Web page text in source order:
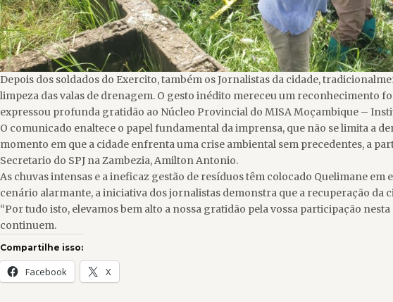
Depois dos soldados do Exercito, também os Jornalistas da cidade,
limpeza das valas de drenagem. O gesto inédito mereceu um reconhecimento
expressou profunda gratidão ao Núcleo Provincial do MISA Moçambique –
O comunicado enaltece o papel fundamental da imprensa, que não se limita a
momento em que a cidade enfrenta uma crise ambiental sem precedentes, a
Secretario do SPJ na Zambezia, Amilton Antonio.
As chuvas intensas e a ineficaz gestão de resíduos têm colocado Quelimane
cenário alarmante, a iniciativa dos jornalistas demonstra que a recuperação da
“Por tudo isto, elevamos bem alto a nossa gratidão pela vossa participação
continuem.
Compartilhe isso:
Facebook X